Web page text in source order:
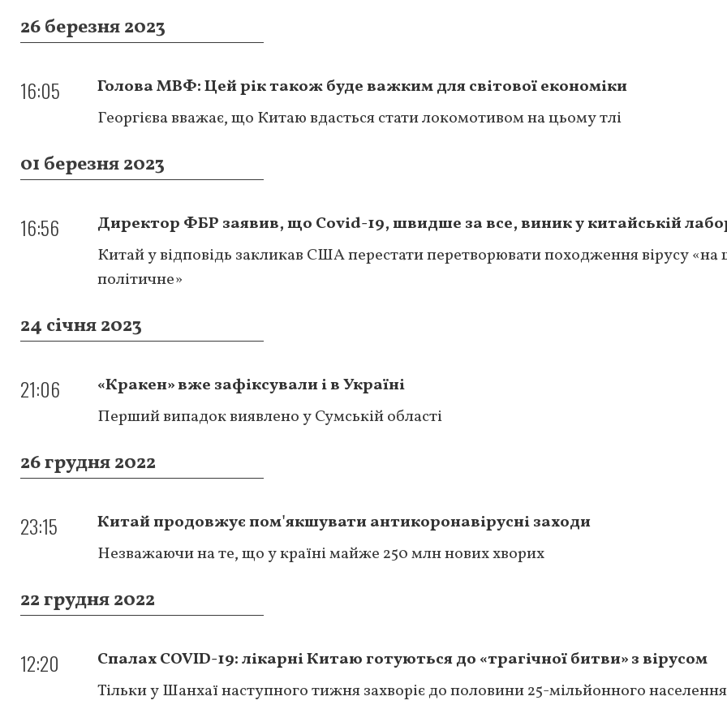
26 березня 2023
16:05
Голова МВФ: Цей рік також буде важким для світової економіки
Георгієва вважає, що Китаю вдасться стати локомотивом на цьому тлі
01 березня 2023
16:56
Директор ФБР заявив, що Covid-19, швидше за все, виник у китайській
Китай у відповідь закликав США перестати перетворювати походження вірусу «на
політичне»
24 січня 2023
21:06
«Кракен» вже зафіксували і в Україні
Перший випадок виявлено у Сумській області
26 грудня 2022
23:15
Китай продовжує пом'якшувати антикоронавірусні заходи
Незважаючи на те, що у країні майже 250 млн нових хворих
22 грудня 2022
12:20
Спалах COVID-19: лікарні Китаю готуються до «трагічної битви» з вірусом
Тільки у Шанхаї наступного тижня захворіє до половини 25-мільйонного населення